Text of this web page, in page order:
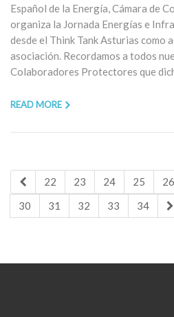
Español de la Energía, Cámara de
organiza la Jornada Energías e
desde el Think Tank Asturias como
asociación. Recordamos a todos
Colaboradores Protectores que
READ MORE
22 23 24 25 26
30
31 32 33 34